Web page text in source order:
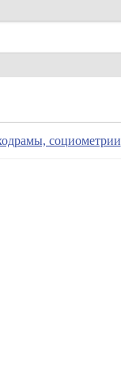
социометрии